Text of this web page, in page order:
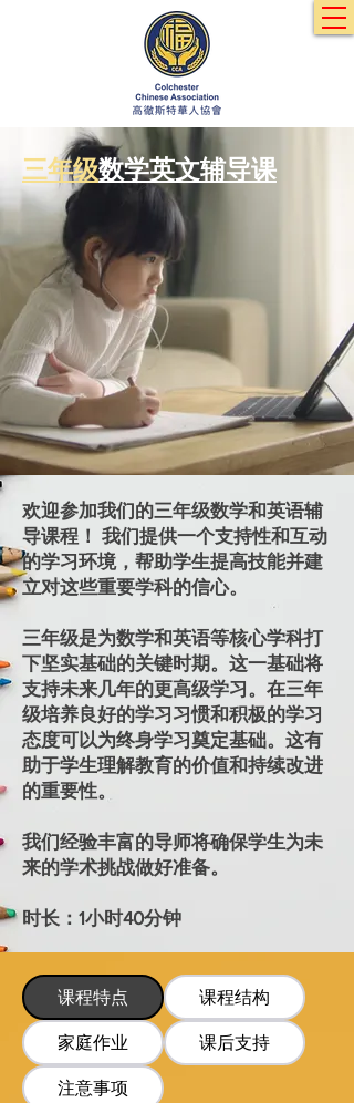
三年级数学英文辅导课
欢迎参加我们的三年级数学和英语辅
导课程！ 我们提供一个支持性和互动
的学习环境，帮助学生提高技能并建
立对这些重要学科的信心。
三年级是为数学和英语等核心学科打
下坚实基础的关键时期。这一基础将
支持未来几年的更高级学习。在三年
级培养良好的学习习惯和积极的学习
态度可以为终身学习奠定基础。这有
助于学生理解教育的价值和持续改进
的重要性。
我们经验丰富的导师将确保学生为未
来的学术挑战做好准备。
时长：1小时40分钟
课程特点
课程结构
家庭作业
课后支持
注意事项